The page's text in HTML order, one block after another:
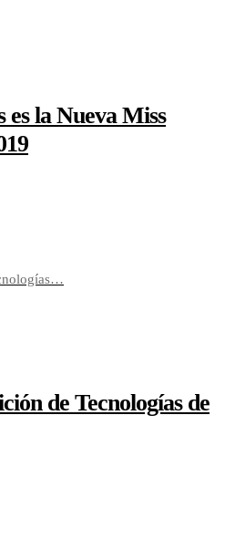
la Nueva Miss
de Tecnologías de